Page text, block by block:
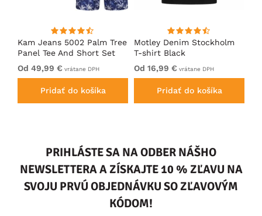
Kam Jeans 5002 Palm Tree
Panel Tee And Short Set
Electric Blue
Od 49,99 € vrátane DPH
Pridať do košíka
Motley Denim Stockholm
T-shirt Black
Od 16,99 € vrátane DPH
Pridať do košíka
PRIHLÁSTE SA NA ODBER NÁŠHO
NEWSLETTERA A ZÍSKAJTE 10 % ZĽAVU NA
SVOJU PRVÚ OBJEDNÁVKU SO ZĽAVOVÝM
KÓDOM!